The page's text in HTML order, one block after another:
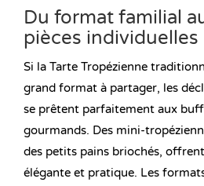
Du format familial
pièces individuelles
Si la Tarte Tropézienne
grand format à partager, les
se prêtent parfaitement aux
gourmands. Des mini-
des petits pains briochés,
élégante et pratique. Les